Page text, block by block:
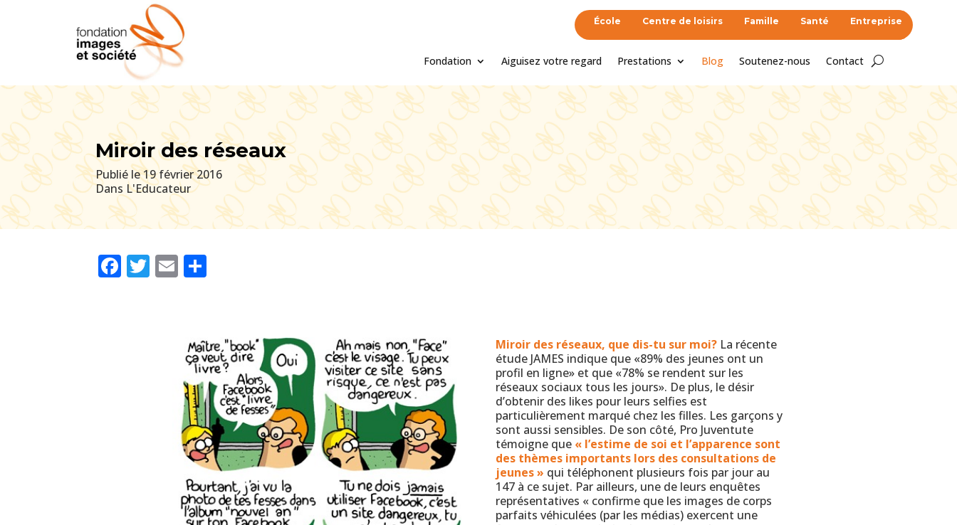
École Centre de loisirs Famille Santé Entreprise
Fondation Aiguisez votre regard Prestations Blog Soutenez-nous Contact
Miroir des réseaux
Publié le 19 février 2016
Dans L'Educateur
Facebook
Twitter
Email
Miroir des réseaux, que dis-tu sur moi?La récente
étude JAMES indique que «89% des jeunes ont un
profil en ligne» et que «78% se rendent sur les
réseaux sociaux tous les jours». De plus, le désir
d’obtenir des likes pour leurs selfies est
particulièrement marqué chez les filles. Les garçons y
sont aussi sensibles. De son côté, Pro Juventute
témoigne que « l’estime de soi et l’apparence sont
des thèmes importants lors des consultations de
jeunes » qui téléphonent plusieurs fois par jour au
147 à ce sujet. Par ailleurs, une de leurs enquêtes
représentatives « confirme que les images de corps
parfaits véhiculées (par les médias) exercent une